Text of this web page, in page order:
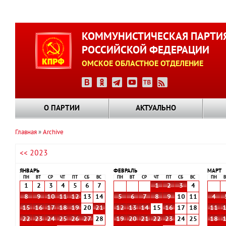
КОММУНИСТИЧЕСКАЯ
РОССИЙСКОЙ ФЕДЕРАЦИИ
ОМСКОЕ ОБЛАСТНОЕ ОТДЕЛЕНИЕ
О ПАРТИИ АКТУАЛЬНО
навигации
Главная Archive
<< 2023
ЯНВАРЬ
ПН ВТ СР ЧТ СБ ВС
1 2 3 4 5 6
7
8
9 10 11 12 13
14
15
16 17 18 19 20
21
22
23 24 25 26 27
28
ФЕВРАЛЬ
ПН ВТ СР ЧТ СБ ВС
1 2 3
4
5
6 7 8 9 10
11
12
13 14 15 16 17
18
19
20 21 22 23 24
25
МАРТ
ПН
4
11
18